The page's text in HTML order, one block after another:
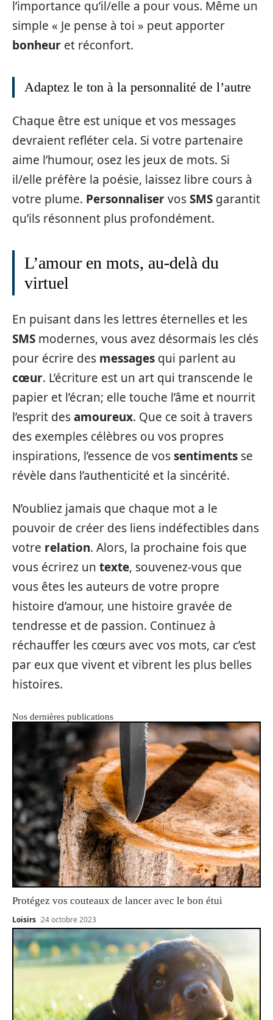
l’importance qu’il/elle a pour vous. Même un
simple « Je pense à toi » peut apporter
bonheur et réconfort.
Adaptez le ton à la personnalité de l’autre
Chaque être est unique et vos messages
devraient refléter cela. Si votre partenaire
aime l’humour, osez les jeux de mots. Si
il/elle préfère la poésie, laissez libre cours à
votre plume. PersonnaliservosSMS garantit
qu’ils résonnent plus profondément.
L’amour en mots, au-delà du
virtuel
En puisant dans les lettres éternelles et les
SMS modernes, vous avez désormais les clés
pour écrire des messages qui parlent au
cœur. L’écriture est un art qui transcende le
papier et l’écran; elle touche l’âme et nourrit
l’esprit desamoureux. Que ce soit à travers
des exemples célèbres ou vos propres
inspirations, l’essence de vossentiments se
révèle dans l’authenticité et la sincérité.
N’oubliez jamais que chaque mot a le
pouvoir de créer des liens indéfectibles dans
votre relation. Alors, la prochaine fois que
vous écrirez un texte, souvenez-vous que
vous êtes les auteurs de votre propre
histoire d’amour, une histoire gravée de
tendresse et de passion. Continuez à
réchauffer les cœurs avec vos mots, car c’est
par eux que vivent et vibrent les plus belles
histoires.
Nos dernières publications
Protégez vos couteaux de lancer avec le bon étui
Loisirs 24 octobre 2023